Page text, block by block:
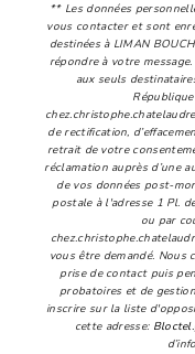
** Les données
vous contacter et sont
destinées à LIMAN
répondre à votre
aux seuls
de rectification,
retrait de votre
réclamation auprès d’une
de vos données post-
postale à l'adresse 1 Pl.
ou par
vous être demandé. Nous
prise de contact puis
probatoires et de
inscrire sur la liste
cette adresse: